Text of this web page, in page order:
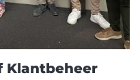
Klantbeheer